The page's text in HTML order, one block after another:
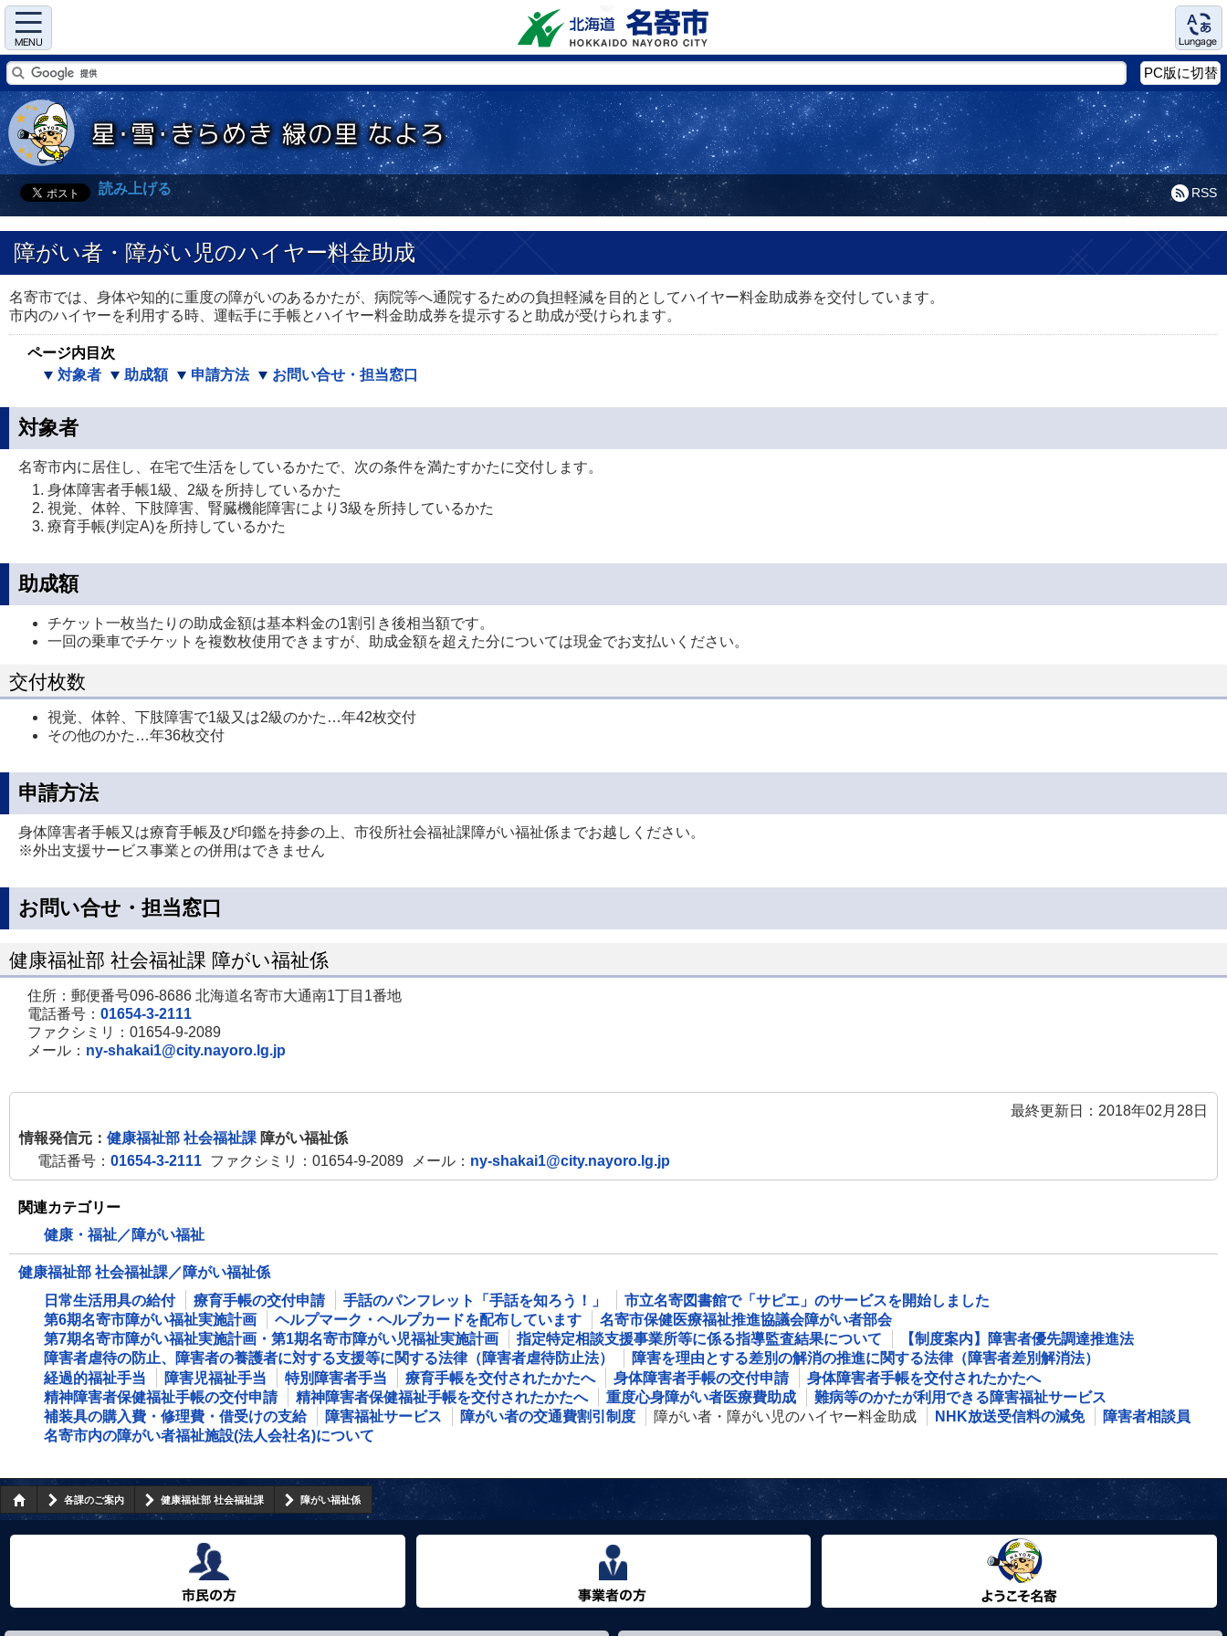
Menu Language
PC版に切替
RSS
読み上げる
障がい者・障がい児のハイヤー料金助成
名寄市では、身体や知的に重度の障がいのあるかたが、病院等へ通院するための負担軽減を目的としてハイヤー料金助成券を交付しています。
市内のハイヤーを利用する時、運転手に手帳とハイヤー料金助成券を提示すると助成が受けられます。
ページ内目次
対象者
助成額 申請方法 お問い合せ・担当窓口
対象者
名寄市内に居住し、在宅で生活をしているかたで、次の条件を満たすかたに交付します。
身体障害者手帳1級、2級を所持しているかた
視覚、体幹、下肢障害、腎臓機能障害により3級を所持しているかた
療育手帳(判定A)を所持しているかた
助成額
チケット一枚当たりの助成金額は基本料金の1割引き後相当額です。
一回の乗車でチケットを複数枚使用できますが、助成金額を超えた分については現金でお支払いください。
交付枚数
視覚、体幹、下肢障害で1級又は2級のかた…年42枚交付
その他のかた…年36枚交付
申請方法
身体障害者手帳又は療育手帳及び印鑑を持参の上、市役所社会福祉課障がい福祉係までお越しください。
※外出支援サービス事業との併用はできません
お問い合せ・担当窓口
健康福祉部 社会福祉課 障がい福祉係
住所：郵便番号096-8686 北海道名寄市大通南1丁目1番地
電話番号： 01654-3-2111
ファクシミリ：01654-9-2089
メール： ny-shakai1@city.nayoro.lg.jp
最終更新日：2018年02月28日
情報発信元： 健康福祉部 社会福祉課 障がい福祉係
電話番号： 01654-3-2111 ファクシミリ：01654-9-2089 メール： ny-shakai1@city.nayoro.lg.jp
関連カテゴリー
健康・福祉／障がい福祉
健康福祉部 社会福祉課／障がい福祉係
日常生活用具の給付
療育手帳の交付申請 手話のパンフレット「手話を知ろう！」
市立名寄図書館で「サピエ」のサービスを開始しました
第6期名寄市障がい福祉実施計画
ヘルプマーク・ヘルプカードを配布しています
名寄市保健医療福祉推進協議会障がい者部会
第7期名寄市障がい福祉実施計画・第1期名寄市障がい児福祉実施計画
指定特定相談支援事業所等に係る指導監査結果について
【制度案内】障害者優先調達推進法
障害者虐待の防止、障害者の養護者に対する支援等に関する法律（障害者虐待防止法）
障害を理由とする差別の解消の推進に関する法律（障害者差別解消法）
経過的福祉手当
障害児福祉手当 特別障害者手当 療育手帳を交付されたかたへ 身体障害者手帳の交付申請
身体障害者手帳を交付されたかたへ
精神障害者保健福祉手帳の交付申請
精神障害者保健福祉手帳を交付されたかたへ 重度心身障がい者医療費助成
難病等のかたが利用できる障害福祉サービス
補装具の購入費・修理費・借受けの支給
障害福祉サービス 障がい者の交通費割引制度 障がい者・障がい児のハイヤー料金助成 NHK放送受信料の減免
障害者相談員
名寄市内の障がい者福祉施設(法人会社名)について
各課のご案内 健康福祉部 社会福祉課 障がい福祉係